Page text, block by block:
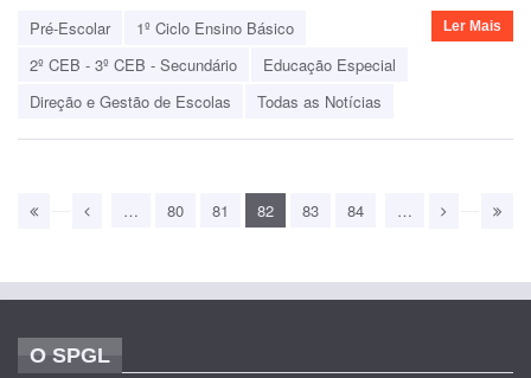
Pré-Escolar
1º Ciclo Ensino Básico
2º CEB - 3º CEB - Secundário
Educação Especial
Direção e Gestão de Escolas
Todas as Notícias
Ler Mais
… 80 81 82 83 84 …
O SPGL